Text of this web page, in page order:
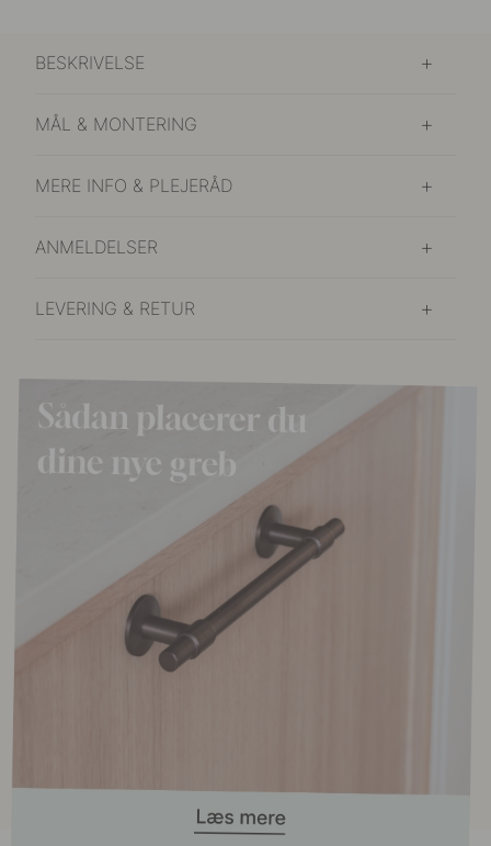
BESKRIVELSE
MÅL & MONTERING
MERE INFO & PLEJERÅD
ANMELDELSER
LEVERING & RETUR